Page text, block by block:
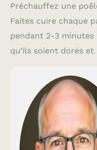
Préchauffez une
Faites cuire chaque
pendant 2-3 minutes
qu’ils soient dorés et